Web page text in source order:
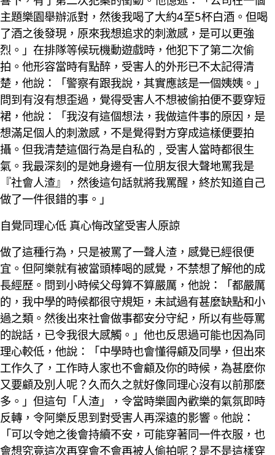
主題樂園舉辦派對，然後我喝了大約4至5杯白酒。但喝
了酒之後發現，原來我想追求的刺激感，是可以更強
烈。」在排隊等候玩機動遊戲時，他犯下了第二次偷
拍。他形容當時有點醉，受害人的外形已不太記得清
楚，他說：「警察有跟我說，其實應該是一個姨姨。」
問到有沒有想歪過，覺得受害人不想被偷拍便不要穿短
裙，他說：「我沒有這個想法，我做這件事的原因，是
想滿足個人的刺激感，不是覺得對方穿成這樣便要拍
攝。但我清楚這個行為是自私的﹐受害人當時都很生
氣。我最深刻的是她身邊有一位朋友很大聲地罵我是
『社會人渣』，然後這句話就將我罵醒，終於知道自己
做了一件很錯的事。」
自覺同理心低 真心悔改望受害人原諒
做了這種行為，只是被罵了一聲人渣，感覺已經很便
宜。但阿樂就有被當頭棒喝的感覺，不禁想了解他的成
長經歷。問到小時候父母算不算嚴厲，他說：「都嚴厲
的，我中學的時候都很守規矩，未試過有甚麼缺點和小
過之類。然後出來社會做事都安分守紀，所以有些辱罵
的說話，已令我很大感觸。」他也反思過可能也因為同
理心較低，他說：「中學時也會懂得顧及同學，但出來
工作久了，工作時人家也不會顧及你的時候，為甚麼你
又要顧及別人呢？久而久之就好像同理心沒有以前那麼
多。」但這句「人渣」，令當時樂園內歡樂的氣氛即時
反轉，令阿樂反思到對受害人再深遠的影響。他說：
「可以令她之後會持續不安，可能穿著同一件衣服，也
會想究竟這次再穿會不會再被人偷拍呢？是不是這樣穿